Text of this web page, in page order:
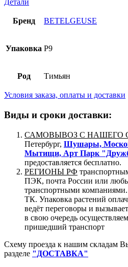
Детали
Бренд BETELGEUSE
Упаковка P9
Род Тимьян
Условия заказа, оплаты и доставки
Виды и сроки доставки:
САМОВЫВОЗ С НАШЕГО
Петербург, Шушары,
Мытищи, Арт Парк
предоставляется бесплатно.
РЕГИОНЫ РФ
ПЭК, почта России или
транспортными
ТК. Упаковка растений
ведёт переговоры и
в свою очередь
пришедший транспорт
Схему проезда к нашим складам
разделе "ДОСТАВКА"